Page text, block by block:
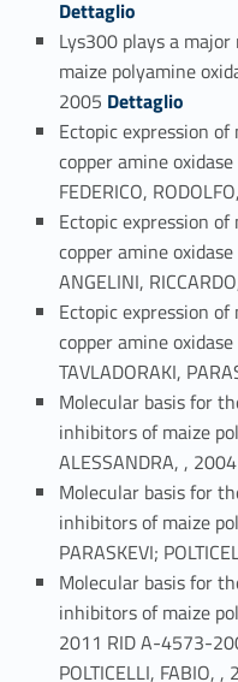
Dettaglio
Lys300 plays a
maize polyamine
2005 Link identifier #identifier_person_164635-44
Dettaglio
Ectopic expression
copper amine
FEDERICO,
Ectopic expression
copper amine
ANGELINI,
Ectopic expression
copper amine
TAVLADORAKI,
Molecular basis for
inhibitors of maize
ALESSANDRA, , 2004
Molecular basis for
inhibitors of maize
PARASKEVI;
Molecular basis for
inhibitors of maize
2011 RID A-4573-
POLTICELLI, FABIO, ,